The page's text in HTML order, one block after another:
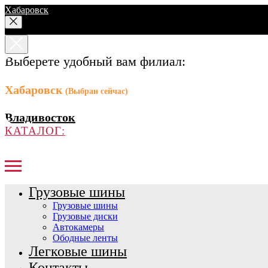
Хабаровск
Выберете удобный вам филиал:
Хабаровск (Выбран сейчас)
Владивосток
КАТАЛОГ:
Грузовые шины
Грузовые шины
Грузовые диски
Автокамеры
Ободные ленты
Легковые шины